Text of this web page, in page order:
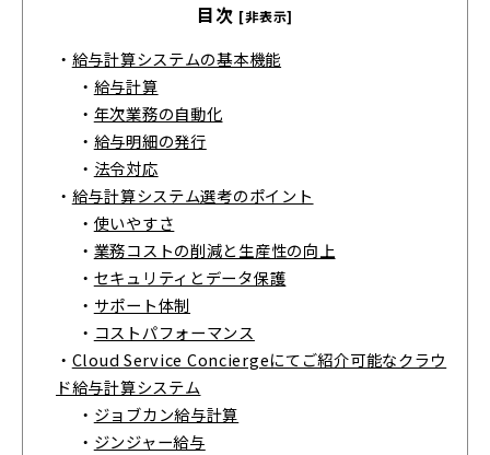
目次 [非表示]
・ 給与計算システムの基本機能
・ 給与計算
・ 年次業務の自動化
・ 給与明細の発行
・ 法令対応
・ 給与計算システム選考のポイント
・ 使いやすさ
・ 業務コストの削減と生産性の向上
・ セキュリティとデータ保護
・ サポート体制
・ コストパフォーマンス
・ Cloud Service Conciergeにてご紹介可能なクラウ
ド給与計算システム
・ ジョブカン給与計算
・ ジンジャー給与